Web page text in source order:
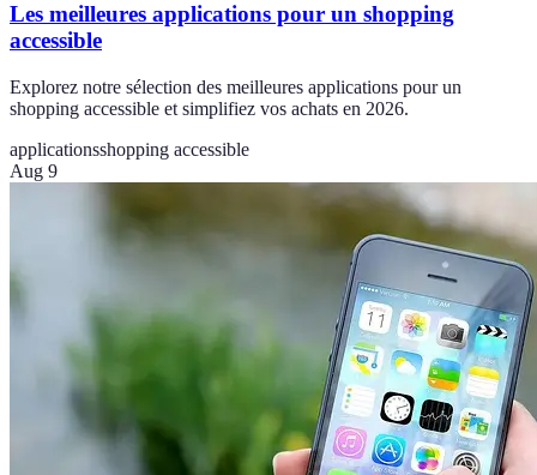
Les meilleures applications pour un shopping
accessible
Explorez notre sélection des meilleures applications pour un
shopping accessible et simplifiez vos achats en 2026.
applicationsshopping accessible
Aug 9